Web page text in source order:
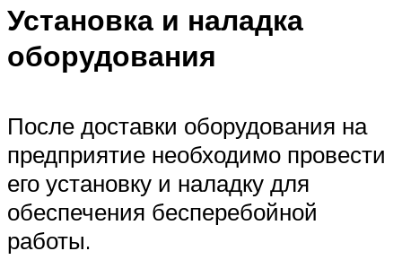
Установка и наладка
оборудования
После доставки оборудования на
предприятие необходимо провести
его установку и наладку для
обеспечения бесперебойной
работы.